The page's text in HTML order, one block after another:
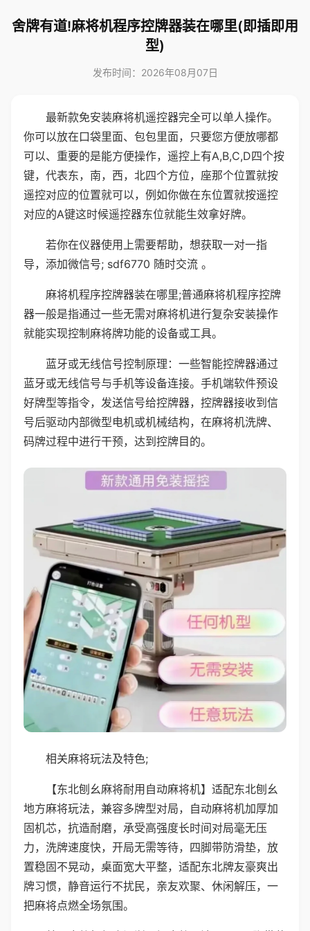
舍牌有道!麻将机程序控牌器装在哪里(即插即用
型)
发布时间：2026年08月07日
最新款免安装麻将机遥控器完全可以单人操作。
你可以放在口袋里面、包包里面，只要您方便放哪都
可以、重要的是能方便操作，遥控上有A,B,C,D四个按
键，代表东，南，西，北四个方位，座那个位置就按
遥控对应的位置就可以，例如你做在东位置就按遥控
对应的A键这时候遥控器东位就能生效拿好牌。
若你在仪器使用上需要帮助，想获取一对一指
导，添加微信号; sdf6770 随时交流 。
麻将机程序控牌器装在哪里;普通麻将机程序控牌
器一般是指通过一些无需对麻将机进行复杂安装操作
就能实现控制麻将牌功能的设备或工具。
蓝牙或无线信号控制原理：一些智能控牌器通过
蓝牙或无线信号与手机等设备连接。手机端软件预设
好牌型等指令，发送信号给控牌器，控牌器接收到信
号后驱动内部微型电机或机械结构，在麻将机洗牌、
码牌过程中进行干预，达到控牌目的。
相关麻将玩法及特色;
【东北刨幺麻将耐用自动麻将机】适配东北刨幺
地方麻将玩法，兼容多牌型对局，自动麻将机加厚加
固机芯，抗造耐磨，承受高强度长时间对局毫无压
力，洗牌速度快，开局无需等待，四脚带防滑垫，放
置稳固不晃动，桌面宽大平整，适配东北牌友豪爽出
牌习惯，静音运行不扰民，亲友欢聚、休闲解压，一
把麻将点燃全场氛围。